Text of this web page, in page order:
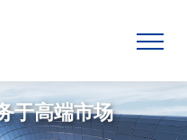
于高端市场